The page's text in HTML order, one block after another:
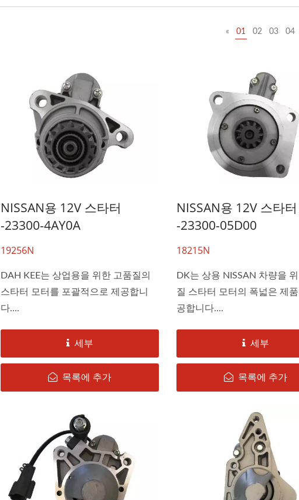
« 01 02 03 04
NISSAN용 12V 스타터
-23300-4AY0A
19256N
DAH KEE는 상업용을 위한 고품질의
스타터 모터를 포괄적으로 제공합니
다....
세부
목록에 추가
NISSAN용 12V 스타터
-23300-05D00
18215N
DK는 상용 NISSAN 차량을
질 스타터 모터의 폭넓은 제
공합니다....
세부
목록에 추가